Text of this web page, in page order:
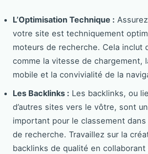
L’Optimisation Technique :
votre site est techniquement
moteurs de recherche. Cela inclut
comme la vitesse de chargement,
mobile et la convivialité de la
Les Backlinks : Les backlinks, ou
d’autres sites vers le vôtre, sont
important pour le classement
de recherche. Travaillez sur la
backlinks de qualité en collaborant